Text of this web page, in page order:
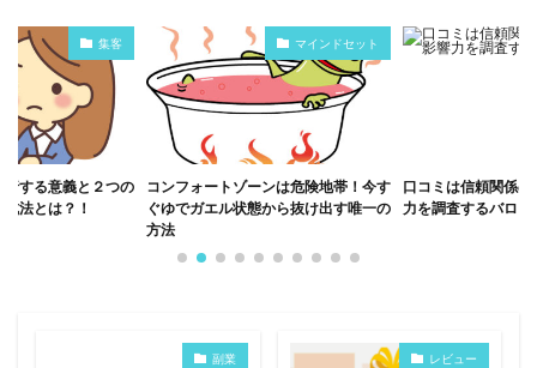
集客
する意義と２つの
法とは？！
マインドセット
コンフォートゾーンは危険地帯！今す
ぐゆでガエル状態から抜け出す唯一の
方法
口コミは信頼関係
力を調査するバロメ
副業 レビュー